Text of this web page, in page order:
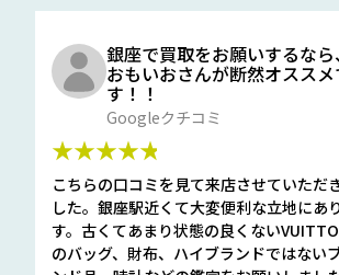
銀座で買取をお願いするなら、
おもいおさんが断然オススメ
す！！
Googleクチコミ
★★★★★
こちらの口コミを見て来店させていただ
した。銀座駅近くて大変便利な立地にあ
す。古くてあまり状態の良くない
のバッグ、財布、ハイブランドではない